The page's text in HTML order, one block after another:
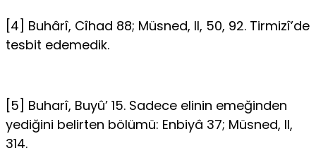
[4] Buhârî, Cîhad 88; Müsned, II, 50, 92. Tirmizî’de
tesbit edemedik.
[5] Buharî, Buyû’ 15. Sadece elinin emeğinden
yediğini belirten bölümü: Enbiyâ 37; Müsned, II,
314.